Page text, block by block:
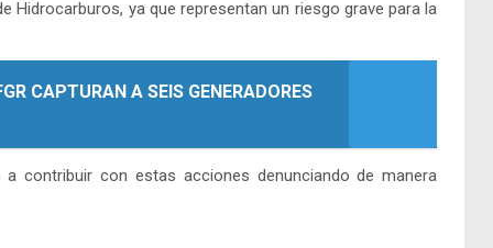
Hidrocarburos, ya que representan un riesgo grave para la
CAPTURAN A SEIS GENERADORES
contribuir con estas acciones denunciando de manera